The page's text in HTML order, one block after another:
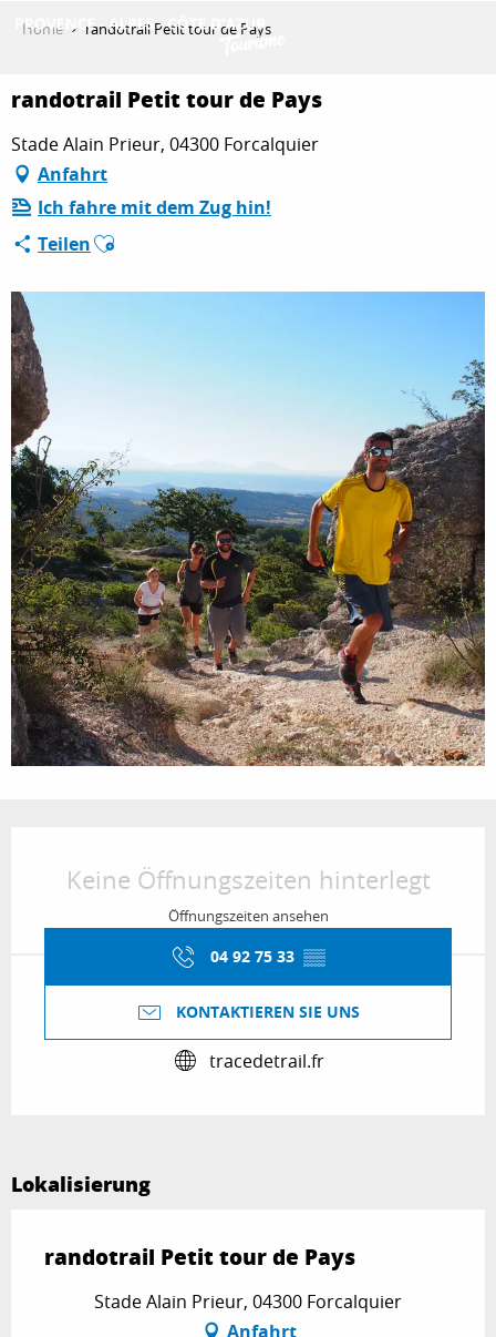
principal
ENTDECKEN
AKTIVITÄTEN
ESPACE PRO
Home randotrail Petit tour de Pays
randotrail Petit tour de Pays
Stade Alain Prieur, 04300 Forcalquier
Anfahrt
Ich fahre mit dem Zug hin!
TeilenAjouter aux favoris
Keine Öffnungszeiten hinterlegt
Öffnungszeiten ansehen
04 92 75 33 ▒▒
KONTAKTIEREN SIE UNS
tracedetrail.fr
Lokalisierung
randotrail Petit tour de Pays
Stade Alain Prieur, 04300 Forcalquier
Anfahrt